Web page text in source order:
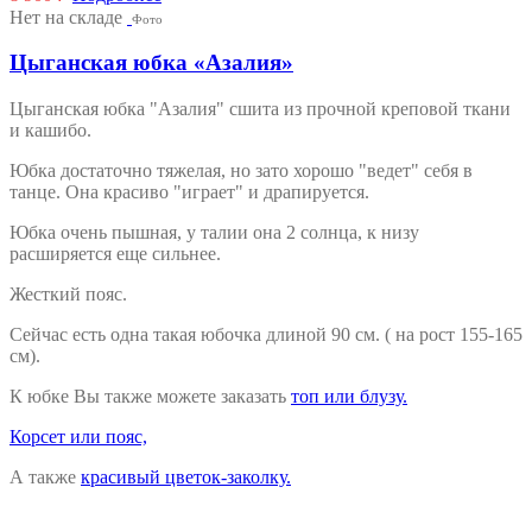
Нет на складе
Фото
Цыганская юбка «Азалия»
Цыганская юбка "Азалия" сшита из прочной креповой ткани
и кашибо.
Юбка достаточно тяжелая, но зато хорошо "ведет" себя в
танце. Она красиво "играет" и драпируется.
Юбка очень пышная, у талии она 2 солнца, к низу
расширяется еще сильнее.
Жесткий пояс.
Сейчас есть одна такая юбочка длиной 90 см. ( на рост 155-165
см).
К юбке Вы также можете заказать топ или блузу.
Корсет или пояс,
А также красивый цветок-заколку.